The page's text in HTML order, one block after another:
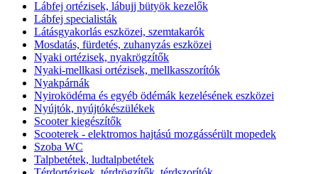
Lábfej ortézisek, lábujj bütyök kezelők
Lábfej specialisták
Látásgyakorlás eszközei, szemtakarók
Mosdatás, fürdetés, zuhanyzás eszközei
Nyaki ortézisek, nyakrögzítők
Nyaki-mellkasi ortézisek, mellkasszorítók
Nyakpárnák
Nyiroködéma és egyéb ödémák kezelésének eszközei
Nyújtók, nyújtókészülékek
Scooter kiegészítők
Scooterek - elektromos hajtású mozgássérült mopedek
Szoba WC
Talpbetétek, ludtalpbetétek